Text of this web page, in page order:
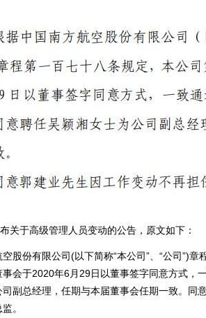
于高级管理人员变动的公告，原文如下：
份有限公司(以下简称“本公司”、“公司”)章
会于2020年6月29日以董事签字同意方式，
副总经理，任期与本届董事会任期一致。同
。